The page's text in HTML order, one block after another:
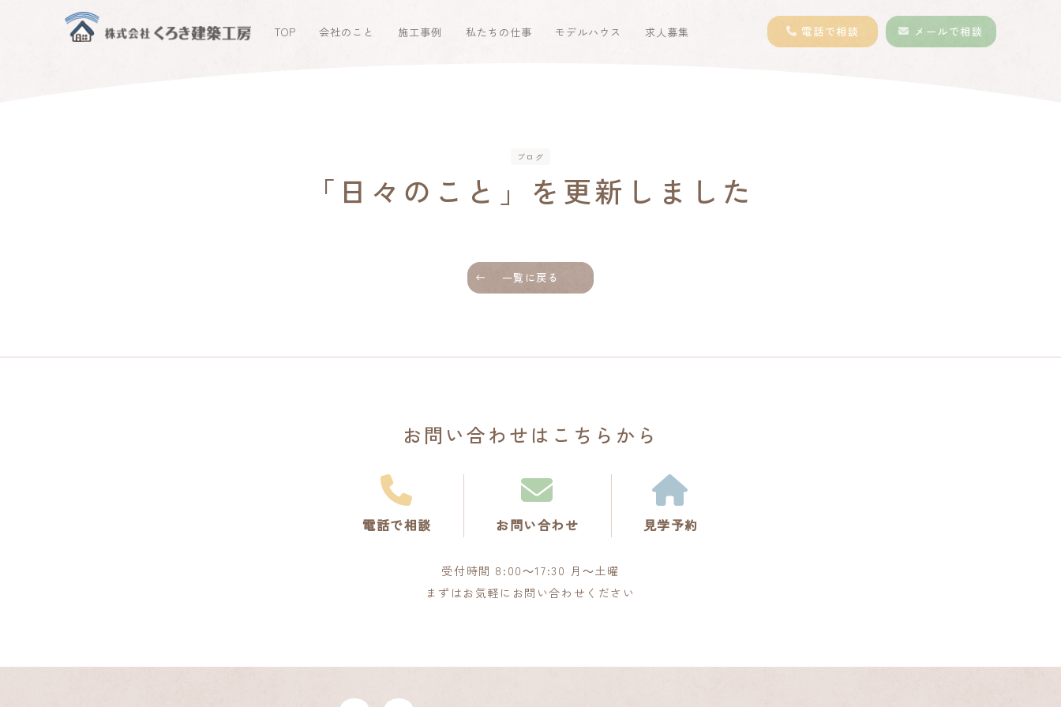
TOP 会社のこと 施工事例 私たちの仕事 モデルハウス 求人募集 電話で相談 メールで相談
ブログ
「日々のこと」を更新しました
一覧に戻る
お問い合わせは こちらから
電話で相談 お問い合わせ 見学予約
受付時間 8:00～17:30 月～土曜
まずはお気軽にお問い合わせください